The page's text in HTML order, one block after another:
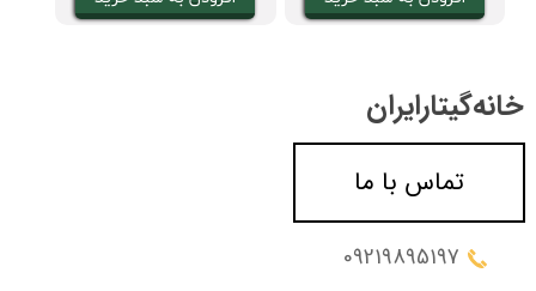
خانه‌گیتار‌ایران
09219895197
تماس با ما